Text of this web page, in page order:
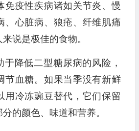
免疫性疾病诸如关节炎、慢
、心脏病、狼疮、纤维肌痛
说是极佳的食物。
于降低二型糖尿病的风险，
节血糖。如果当季没有新鲜
用冷冻豌豆替代，它们保留
的颜色、味道和营养。